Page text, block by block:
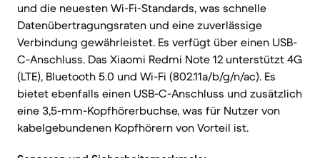
und die neuesten Wi-Fi-Standards, was schnelle
Datenübertragungsraten und eine zuverlässige
Verbindung gewährleistet. Es verfügt über einen USB-
C-Anschluss. Das Xiaomi Redmi Note 12 unterstützt 4G
(LTE), Bluetooth 5.0 und Wi-Fi (802.11a/b/g/n/ac). Es
bietet ebenfalls einen USB-C-Anschluss und zusätzlich
eine 3,5-mm-Kopfhörerbuchse, was für Nutzer von
kabelgebundenen Kopfhörern von Vorteil ist.